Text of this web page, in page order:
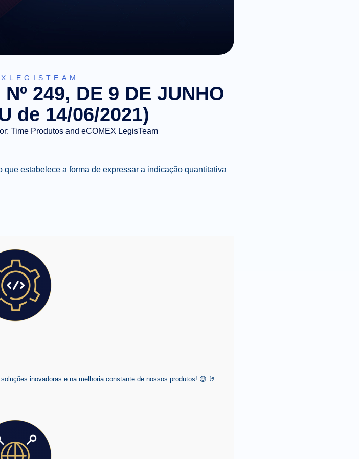
249, DE 9 DE JUNHO
de 14/06/2021)
Time Produtos and eCOMEX LegisTeam
estabelece a forma de expressar a indicação quantitativa
inovadoras e na melhoria constante de nossos produtos! 😉 🤘